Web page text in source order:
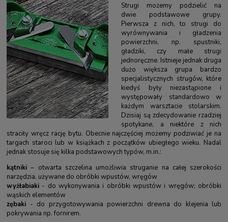
Strugi możemy podzielić na
dwie podstawowe grupy.
Pierwsza z nich, to strugi do
wyrównywania i gładzenia
powierzchni, np. spustniki,
gładziki, czy małe strugi
jednoręczne. Istnieje jednak druga
dużo większa grupa bardzo
specjalistycznych strugów, które
kiedyś były niezastąpione i
występowały standardowo w
każdym warsztacie stolarskim.
Dzisiaj są zdecydowanie rzadziej
spotykane, a niektóre z nich
straciły wręcz rację bytu. Obecnie najczęściej możemy podziwiać je na
targach staroci lub w książkach z początków ubiegłego wieku. Nadal
jednak stosuje się kilka podstawowych typów, m.in.:
kątniki – otwarta szczelina umożliwia struganie na całej szerokości
narzędzia, używane do obróbki wpustów, wręgów
wyżłabiaki - do wykonywania i obróbki wpustów i wręgów; obróbki
wąskich elementów
zębaki - do przygotowywania powierzchni drewna do klejenia lub
pokrywania np. fornirem.